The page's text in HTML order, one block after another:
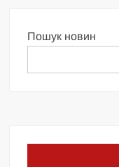
Пошук новин